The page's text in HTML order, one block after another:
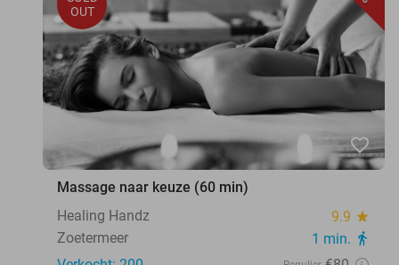
OUT
favorite_border
Massage naar keuze (60 min)
Healing Handz
9.9 star
Zoetermeer 1 min. directions_walk